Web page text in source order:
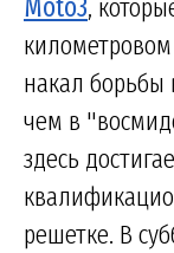
Moto3,
накал борьбы
чем в
здесь
решетке. В